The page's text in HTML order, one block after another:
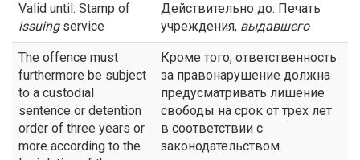
Valid until: Stamp of
issuingservice
Действительно до: Печать
учреждения, выдавшего
The offence must
furthermore be subject
to a custodial
sentence or detention
order of three years or
more according to the
Кроме того, ответственность
за правонарушение должна
предусматривать лишение
свободы на срок от трех лет
в соответствии с
законодательством